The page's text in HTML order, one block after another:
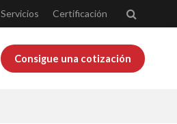
Servicios Certificación
Consigue una cotización